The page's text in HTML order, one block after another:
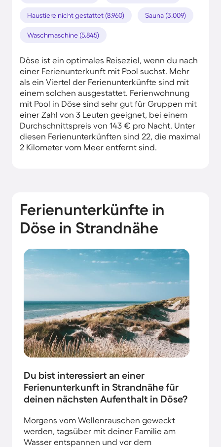
Haustiere nicht gestattet (8.960) Sauna (3.009)
Waschmaschine (5.845)
Döse ist ein optimales Reiseziel, wenn du nach
einer Ferienunterkunft mit Pool suchst. Mehr
als ein Viertel der Ferienunterkünfte sind mit
einem solchen ausgestattet. Ferienwohnung
mit Pool in Döse sind sehr gut für Gruppen mit
einer Zahl von 3 Leuten geeignet, bei einem
Durchschnittspreis von 143 € pro Nacht. Unter
diesen Ferienunterkünften sind 22, die maximal
2 Kilometer vom Meer entfernt sind.
Ferienunterkünfte in
Döse in Strandnähe
Du bist interessiert an einer
Ferienunterkunft in Strandnähe für
deinen nächsten Aufenthalt in Döse?
Morgens vom Wellenrauschen geweckt
werden, tagsüber mit deiner Familie am
Wasser entspannen und vor dem